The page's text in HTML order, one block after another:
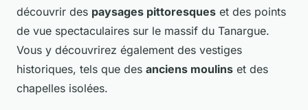
découvrir des paysages pittoresques et des points
de vue spectaculaires sur le massif du Tanargue.
Vous y découvrirez également des vestiges
historiques, tels que des anciens moulins et des
chapelles isolées.